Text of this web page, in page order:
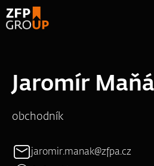
Jaromír
obchodník
jaromir.manak@zfpa.cz